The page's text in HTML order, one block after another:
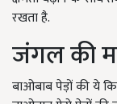
रखता है.
जंगल की
बाओबाब पेड़ों की ये